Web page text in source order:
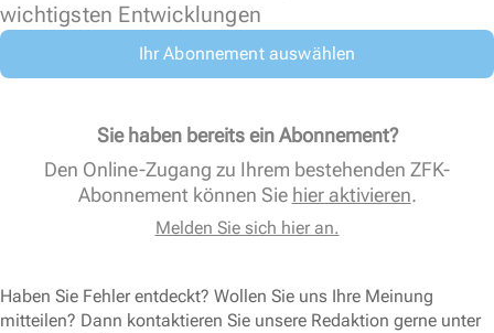
wichtigsten Entwicklungen
Ihr Abonnement auswählen
Sie haben bereits ein Abonnement?
Den Online-Zugang zu Ihrem bestehenden ZFK-
Abonnement können Sie hier aktivieren.
Melden Sie sich hier an.
Haben Sie Fehler entdeckt? Wollen Sie uns Ihre Meinung
mitteilen? Dann kontaktieren Sie unsere Redaktion gerne unter